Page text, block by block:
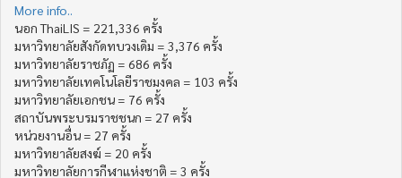
More info..
นอก ThaiLIS = 221,336 ครั้ง
มหาวิทยาลัยสังกัดทบวงเดิม = 3,376 ครั้ง
มหาวิทยาลัยราชภัฏ = 686 ครั้ง
มหาวิทยาลัยเทคโนโลยีราชมงคล = 103 ครั้ง
มหาวิทยาลัยเอกชน = 76 ครั้ง
สถาบันพระบรมราชชนก = 27 ครั้ง
หน่วยงานอื่น = 27 ครั้ง
มหาวิทยาลัยสงฆ์ = 20 ครั้ง
มหาวิทยาลัยการกีฬาแห่งชาติ = 3 ครั้ง